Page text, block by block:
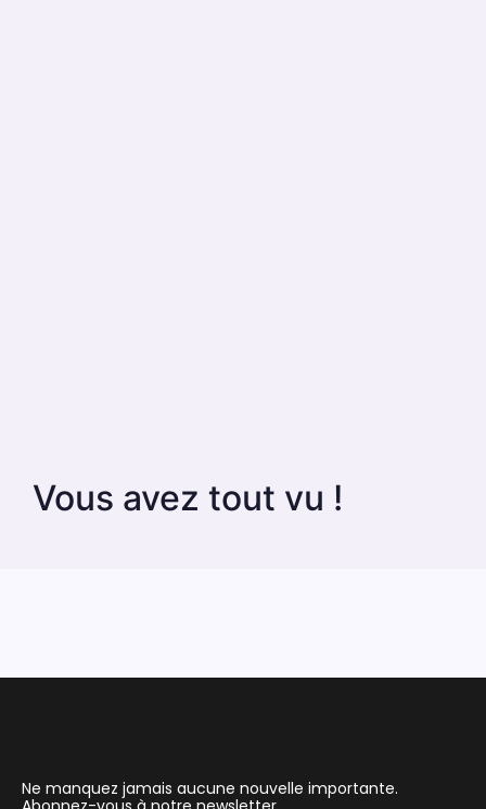
Vous avez tout vu !
Ne manquez jamais aucune nouvelle importante.